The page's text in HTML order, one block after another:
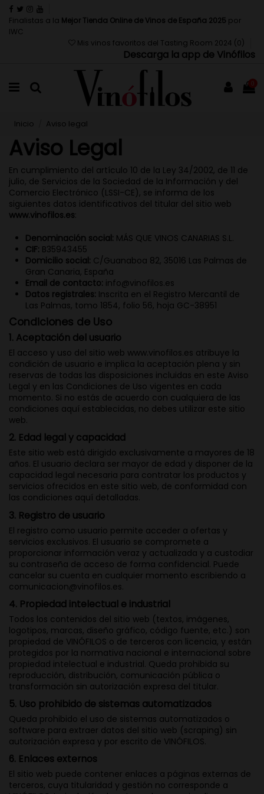
Finalistas a la Mejor Tienda Online de Vinos de España 2025 por
IWC
Mis vinos favoritos del Tasting Room 2024 (0 )
Descarga la app de Vinófilos
0
Inicio Aviso legal
Aviso Legal
En cumplimiento del artículo 10 de la Ley 34/2002, de 11 de
julio, de Servicios de la Sociedad de la Información y del
Comercio Electrónico (LSSI-CE), se informa de los
siguientes datos identificativos del titular del sitio web
www.vinofilos.es:
Denominación social: MÁS QUE VINOS CANARIAS S.L.
CIF: B35943455
Domicilio social: C/Guanaboa 82, 35016 Las Palmas de
Gran Canaria, España
Email de contacto: info@vinofilos.es
Datos registrales: Inscrita en el Registro Mercantil de
Las Palmas, tomo 1854, folio 56, hoja GC-38951
Condiciones de Uso
1. Aceptación del usuario
El acceso y uso del sitio web www.vinofilos.es atribuye la
condición de usuario e implica la aceptación plena y sin
reservas de todas las disposiciones incluidas en este Aviso
Legal y en las Condiciones de Uso vigentes en cada
momento. Si no estás de acuerdo con cualquiera de las
condiciones aquí establecidas, no debes utilizar este sitio
web.
2. Edad legal y capacidad
Este sitio web está dirigido exclusivamente a mayores de 18
años. El usuario declara ser mayor de edad y disponer de la
capacidad legal necesaria para contratar los productos y
servicios ofrecidos en este sitio web, de conformidad con
las condiciones aquí detalladas.
3. Registro de usuario
El registro como usuario permite acceder a ofertas y
servicios exclusivos. El usuario se compromete a
proporcionar información veraz y actualizada y a custodiar
su contraseña de acceso de forma confidencial. Puede
cancelar su cuenta en cualquier momento escribiendo a
comunicacion@vinofilos.es.
4. Propiedad intelectual e industrial
Todos los contenidos del sitio web (textos, imágenes,
logotipos, marcas, diseño gráfico, código fuente, etc.) son
propiedad de VINÓFILOS o de terceros con licencia, y están
protegidos por la normativa nacional e internacional sobre
propiedad intelectual e industrial. Queda prohibida su
reproducción, distribución, comunicación pública o
transformación sin autorización expresa del titular.
5. Uso prohibido de sistemas automatizados
Queda prohibido el uso de sistemas automatizados o
software para extraer datos del sitio web (scraping) sin
autorización expresa y por escrito de VINÓFILOS.
6. Enlaces externos
El sitio web puede contener enlaces a páginas externas de
terceros, cuya titularidad y gestión no corresponde a